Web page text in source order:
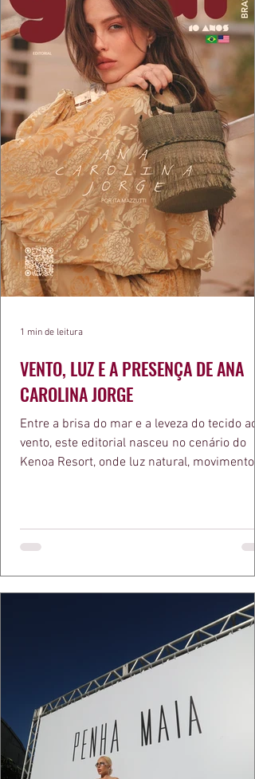
VENTO, LUZ E A PRESENÇA DE ANA
CAROLINA JORGE
Entre a brisa do mar e a leveza do tecido ao
vento, este editorial nasceu no cenário do
Kenoa Resort, onde luz natural, movimento e
algo de intemporal em vestir o vento e
que ele conduza a cena. Cada dobra do
cada reflexo dourado da luz sobre a pe
1 min de leitura